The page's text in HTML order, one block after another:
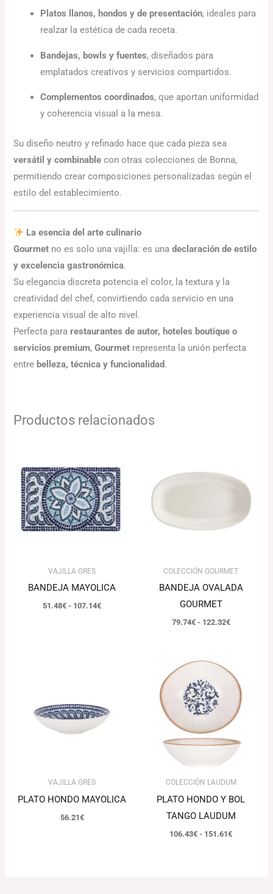
Platos llanos, hondos y de presentación, ideales para
realzar la estética de cada receta.
Bandejas, bowls y fuentes, diseñados para
emplatados creativos y servicios compartidos.
Complementos coordinados, que aportan uniformidad
y coherencia visual a la mesa.
Su diseño neutro y refinado hace que cada pieza sea
versátil y combinable con otras colecciones de Bonna,
permitiendo crear composiciones personalizadas según el
estilo del establecimiento.
La esencia del arte culinario
Gourmet no es solo una vajilla: es unadeclaración de estilo
y excelencia gastronómica.
Su elegancia discreta potencia el color, la textura y la
creatividad del chef, convirtiendo cada servicio en una
experiencia visual de alto nivel.
Perfecta pararestaurantes de autor, hoteles boutique o
servicios premium,Gourmet representa la unión perfecta
entre belleza, técnica y funcionalidad.
Productos relacionados
VAJILLA GRES
BANDEJA MAYOLICA
51.48€ - 107.14€
precios:
desde
51.48€
hasta
107.14€
COLECCIÓN GOURMET
BANDEJA OVALADA
GOURMET
79.74€ - 122.32€
desde
79.74€
122.32€
VAJILLA GRES
PLATO HONDO MAYOLICA
56.21€
COLECCIÓN LAUDUM
PLATO HONDO Y BOL
TANGO LAUDUM
106.43€ - 151.61€
precios:
desde
106.43€
hasta
151.61€